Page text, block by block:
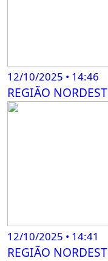
12/10/2025 • 14:46
REGIÃO
12/10/2025 • 14:41
REGIÃO